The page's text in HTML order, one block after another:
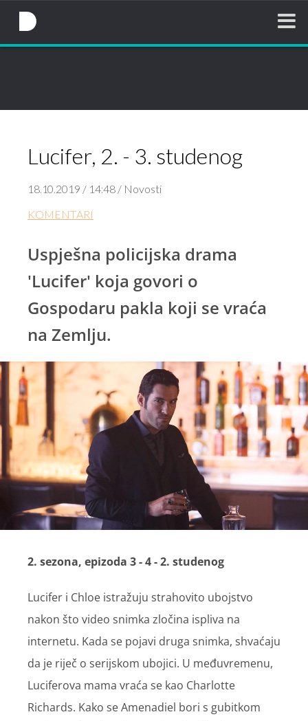
Lucifer, 2. - 3. studenog
18.10.2019 / 14:48 / Novosti
KOMENTARI
Uspješna policijska drama
'Lucifer' koja govori o
Gospodaru pakla koji se vraća
na Zemlju.
2. sezona, epizoda 3 - 4 - 2. studenog
Lucifer i Chloe istražuju strahovito ubojstvo
nakon što video snimka zločina ispliva na
internetu. Kada se pojavi druga snimka, shvaćaju
da je riječ o serijskom ubojici. U međuvremenu,
Luciferova mama vraća se kao Charlotte
Richards. Kako se Amenadiel bori s gubitkom